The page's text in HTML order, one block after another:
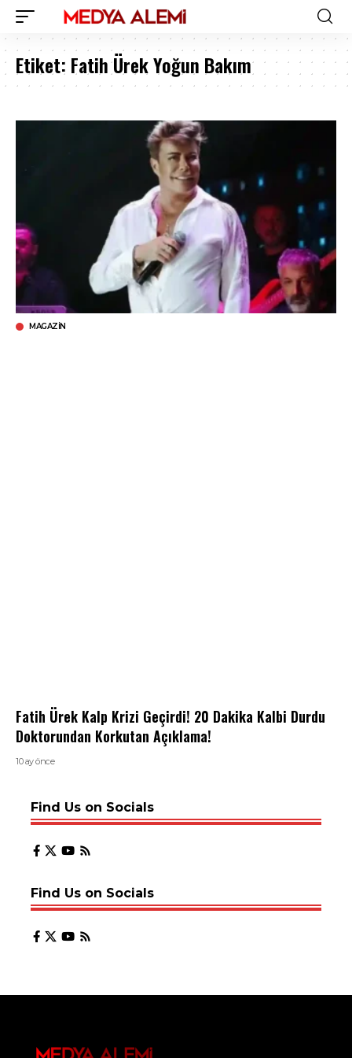
Etiket: Fatih Ürek Yoğun Bakım
MAGAZIN
Fatih Ürek Kalp Krizi Geçirdi! 20 Dakika Kalbi Durdu
Doktorundan Korkutan Açıklama!
10 ay önce
Find Us on Socials
Find Us on Socials